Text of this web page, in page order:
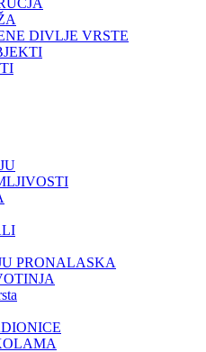
DIVLJE VRSTE
PRONALASKA